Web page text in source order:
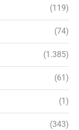
(119)
(74)
(1.385)
(61)
(1)
(343)